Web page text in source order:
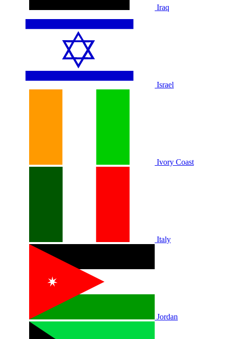
Iraq
Israel
Ivory Coast
Italy
Jordan